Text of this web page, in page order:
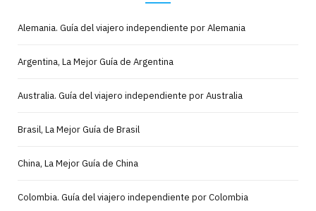
Alemania. Guía del viajero independiente por Alemania
Argentina, La Mejor Guía de Argentina
Australia. Guía del viajero independiente por Australia
Brasil, La Mejor Guía de Brasil
China, La Mejor Guía de China
Colombia. Guía del viajero independiente por Colombia